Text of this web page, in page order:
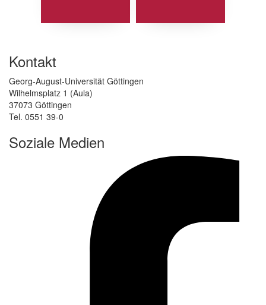
Kontakt
Georg-August-Universität Göttingen
Wilhelmsplatz 1 (Aula)
37073 Göttingen
Tel. 0551 39-0
Soziale Medien